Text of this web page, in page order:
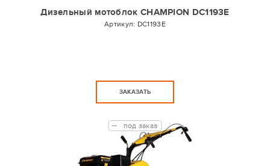
Дизельный мотоблок CHAMPION DC1193E
Артикул: DC1193E
ЗАКАЗАТЬ
под заказ